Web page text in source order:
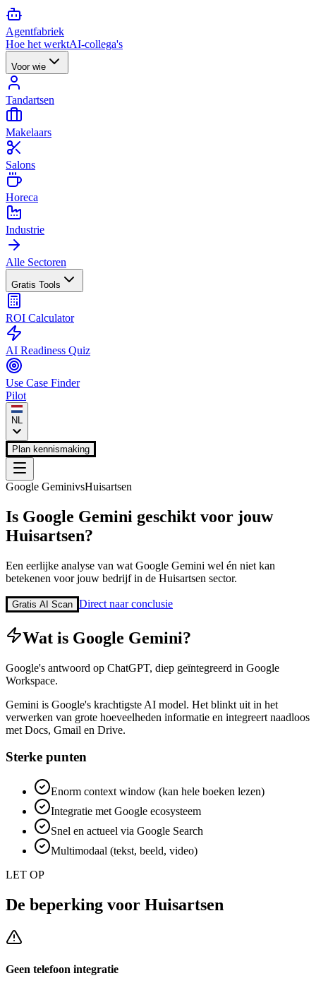
Agentfabriek
Hoe het werktAI-collega's
Voor wie
Tandartsen
Makelaars
Salons
Horeca
Industrie
Alle Sectoren
Gratis Tools
ROI Calculator
AI Readiness Quiz
Use Case Finder
Pilot
NL
Plan kennismaking
Google GeminivsHuisartsen
Is Google Gemini geschikt voor jouw
Huisartsen?
Een eerlijke analyse van wat Google Gemini wel én niet kan
betekenen voor jouw bedrijf in de Huisartsen sector.
Gratis AI Scan Direct naar conclusie
Wat is Google Gemini?
Google's antwoord op ChatGPT, diep geïntegreerd in Google
Workspace.
Gemini is Google's krachtigste AI model. Het blinkt uit in het
verwerken van grote hoeveelheden informatie en integreert naadloos
met Docs, Gmail en Drive.
Sterke punten
Enorm context window (kan hele boeken lezen)
Integratie met Google ecosysteem
Snel en actueel via Google Search
Multimodaal (tekst, beeld, video)
LET OP
De beperking voor Huisartsen
Geen telefoon integratie